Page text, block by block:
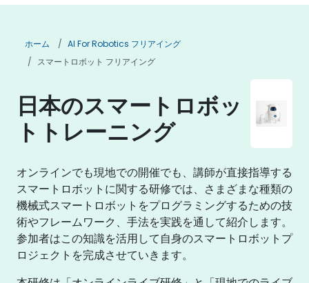
ホーム
AI For Robotics フリアイング
スマートロボット フリアイング
日本のスマートロボッ
トトレーニング
オンラインでも現地での開催でも、講師が直接指導する
スマートロボットに関する研修では、さまざまな種類の
機械式スマートロボットをプログラミングするための技
術やフレームワーク、手法を実践を通して紹介します。
参加者はこの知識を活用して自身のスマートロボットプ
ロジェクトを完成させていきます。